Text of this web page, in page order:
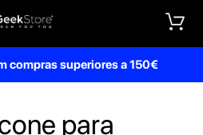
compras superiores a 150€
para